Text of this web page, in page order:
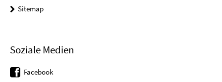
Sitemap
Soziale Medien
Facebook